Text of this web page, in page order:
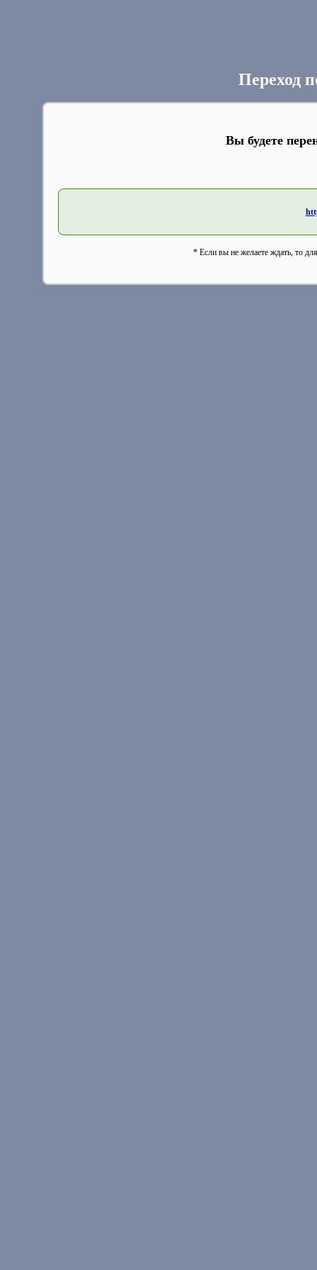
Переход
Вы будете
* Если вы не желаете ждать, то